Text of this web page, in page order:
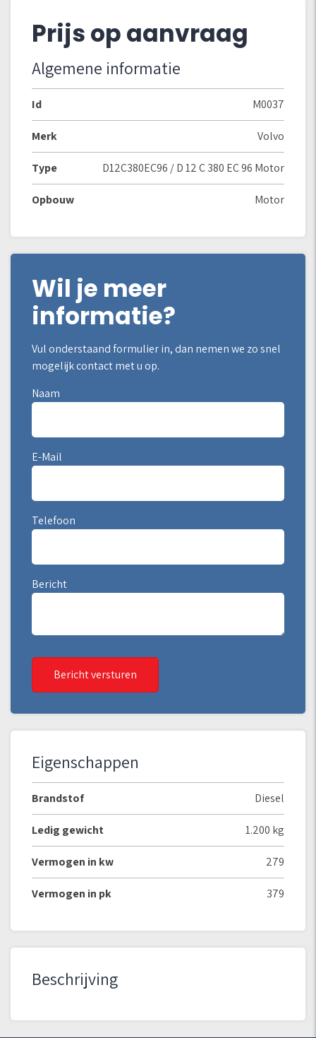
Prijs op aanvraag
Algemene informatie
Id M0037
Merk Volvo
Type D12C380EC96 / D 12 C 380 EC 96 Motor
Opbouw Motor
Wil je meer
informatie?
Vul onderstaand formulier in, dan nemen we zo snel
mogelijk contact met u op.
Naam
E-Mail
Telefoon
Bericht
Bericht versturen
Eigenschappen
Brandstof Diesel
Ledig gewicht 1.200 kg
Vermogen in kw 279
Vermogen in pk 379
Beschrijving